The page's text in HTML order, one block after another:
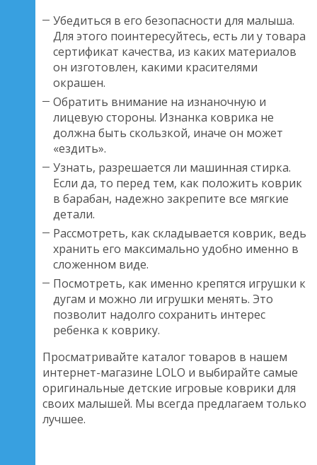
Убедиться в его безопасности для малыша.
Для этого поинтересуйтесь, есть ли у товара
сертификат качества, из каких материалов
он изготовлен, какими красителями
окрашен.
Обратить внимание на изнаночную и
лицевую стороны. Изнанка коврика не
должна быть скользкой, иначе он может
«ездить».
Узнать, разрешается ли машинная стирка.
Если да, то перед тем, как положить коврик
в барабан, надежно закрепите все мягкие
детали.
Рассмотреть, как складывается коврик, ведь
хранить его максимально удобно именно в
сложенном виде.
Посмотреть, как именно крепятся игрушки к
дугам и можно ли игрушки менять. Это
позволит надолго сохранить интерес
ребенка к коврику.
Просматривайте каталог товаров в нашем
интернет-магазине LOLO и выбирайте самые
оригинальные детские игровые коврики для
своих малышей. Мы всегда предлагаем только
лучшее.